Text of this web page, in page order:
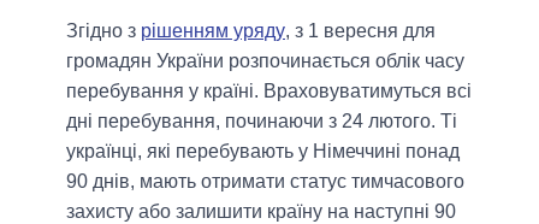
Згідно з рішенням уряду, з 1 вересня для
громадян України розпочинається облік часу
перебування у країні. Враховуватимуться всі
дні перебування, починаючи з 24 лютого. Ті
українці, які перебувають у Німеччині понад
90 днів, мають отримати статус тимчасового
захисту або залишити країну на наступні 90